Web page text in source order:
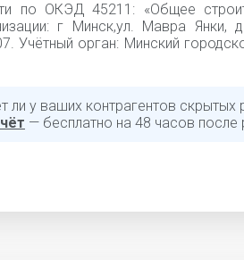
по ОКЭД 45211: «Общее
г Минск,ул. Мавра Янки,
Учётный орган: Минский
ли у ваших контрагентов скрытых
— бесплатно на 48 часов после